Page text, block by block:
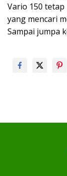
Vario 150
yang mencari
Sampai jumpa